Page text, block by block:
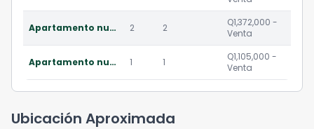
Apartamento nuevo de 2 habitaciones en venta en zona 15 2 2
Q1,372,000 -
Venta
Apartamento nuevo de 1 habitación en venta en zona 15 1 1
Q1,105,000 -
Venta
Ubicación Aproximada